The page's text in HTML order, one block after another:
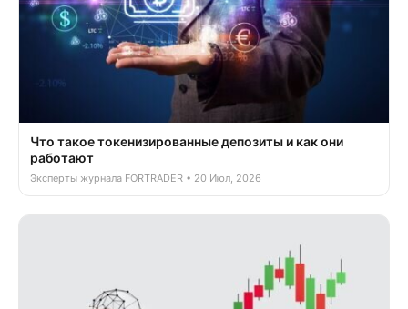
Что такое токенизированные депозиты и как они
работают
Эксперты журнала FORTRADER • 20 Июл, 2026